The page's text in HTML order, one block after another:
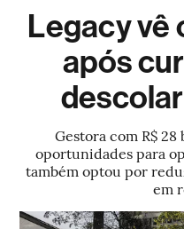
Legacy vê
após
Gestora com R$
oportunidades para
também optou por
em